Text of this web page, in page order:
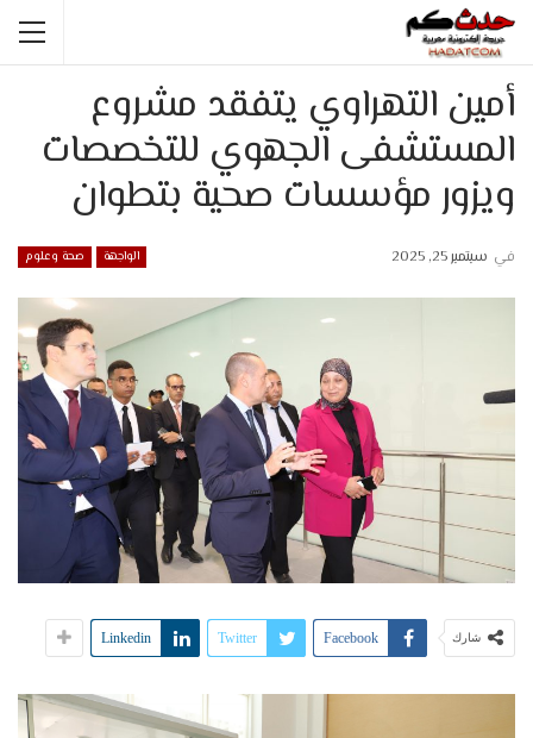
أمين التهراوي يتفقد مشروع
المستشفى الجهوي للتخصصات
ويزور مؤسسات صحية بتطوان
الواجهة صحة وعلوم في سبتمبر 25, 2025
شارك Facebook
Twitter
Linkedin